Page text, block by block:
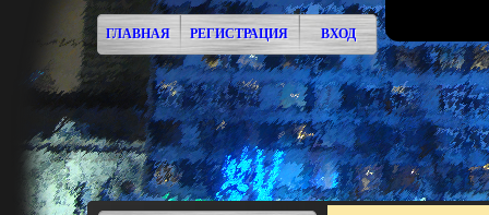
ГЛАВНАЯ РЕГИСТРАЦИЯ ВХОД